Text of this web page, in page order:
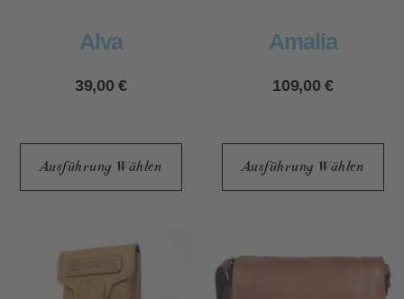
Alva
39,00€
Ausführung Wählen
Amalia
109,00€
Ausführung Wählen